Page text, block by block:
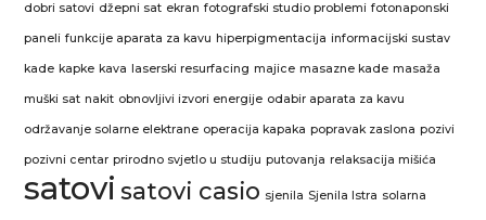
dobri satovi džepni sat ekran fotografski studio problemi fotonaponski
paneli funkcije aparata za kavu hiperpigmentacija informacijski sustav
kade kapke kava laserski resurfacing majice masazne kade masaža
muški sat nakit obnovljivi izvori energije odabir aparata za kavu
održavanje solarne elektrane operacija kapaka popravak zaslona pozivi
pozivni centar prirodno svjetlo u studiju putovanja relaksacija mišića
satovi satovi casio sjenila Sjenila Istra solarna